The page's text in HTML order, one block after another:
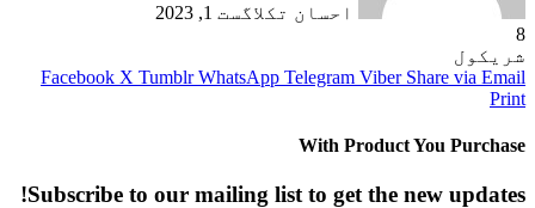
احسان تکلاگست 1, 2023
8
شریکول
Facebook X Tumblr WhatsApp Telegram Viber Share via Email
Print
With Product You Purchase
Subscribe to our mailing list to get the new updates!